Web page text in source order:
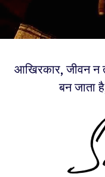
आखिरकार, जीवन न
बन जाता